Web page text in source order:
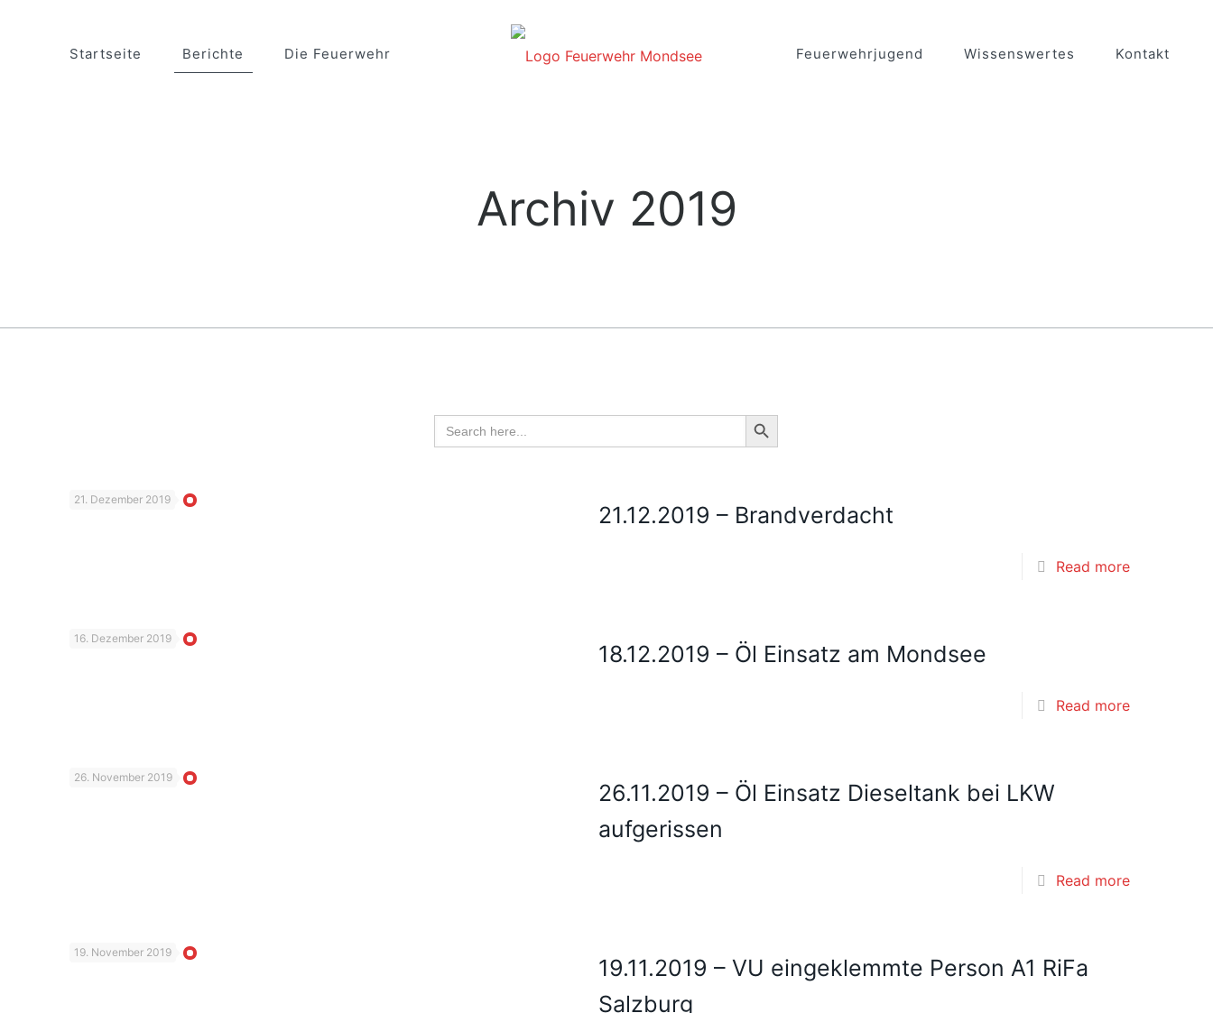
Startseite Berichte Die Feuerwehr Feuerwehrjugend Wissenswertes Kontakt
Archiv 2019
Search
for:
Search Button
21. Dezember 2019
21.12.2019 – Brandverdacht
Read more
16. Dezember 2019
18.12.2019 – Öl Einsatz am Mondsee
Read more
26. November 2019
26.11.2019 – Öl Einsatz Dieseltank bei LKW
aufgerissen
Read more
19. November 2019
19.11.2019 – VU eingeklemmte Person A1 RiFa
Salzburg